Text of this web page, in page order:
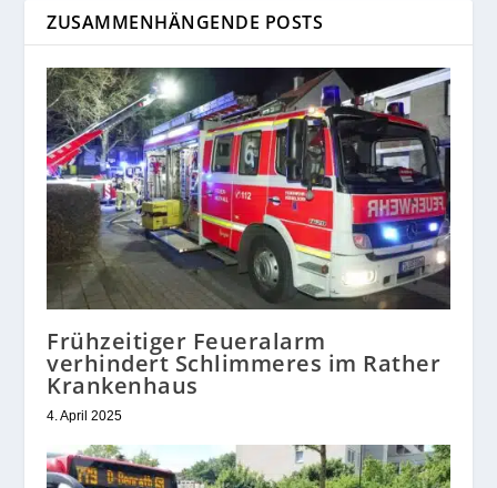
ZUSAMMENHÄNGENDE POSTS
Frühzeitiger Feueralarm
verhindert Schlimmeres im Rather
Krankenhaus
4. April 2025